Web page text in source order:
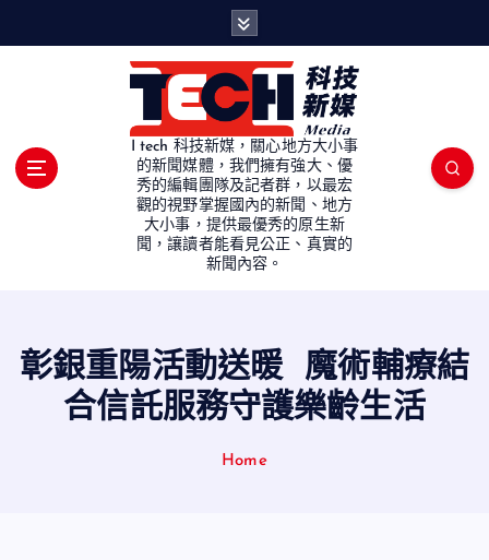
I tech 科技新媒，關心地方大小事
的新聞媒體，我們擁有強大、優
秀的編輯團隊及記者群，以最宏
觀的視野掌握國內的新聞、地方
大小事，提供最優秀的原生新
聞，讓讀者能看見公正、真實的
新聞內容。
彰銀重陽活動送暖 魔術輔療結
合信託服務守護樂齡生活
Home